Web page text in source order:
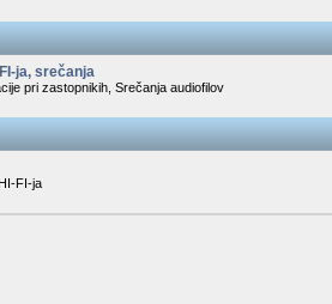
ja, srečanja
pri zastopnikih, Srečanja audiofilov
FI-ja